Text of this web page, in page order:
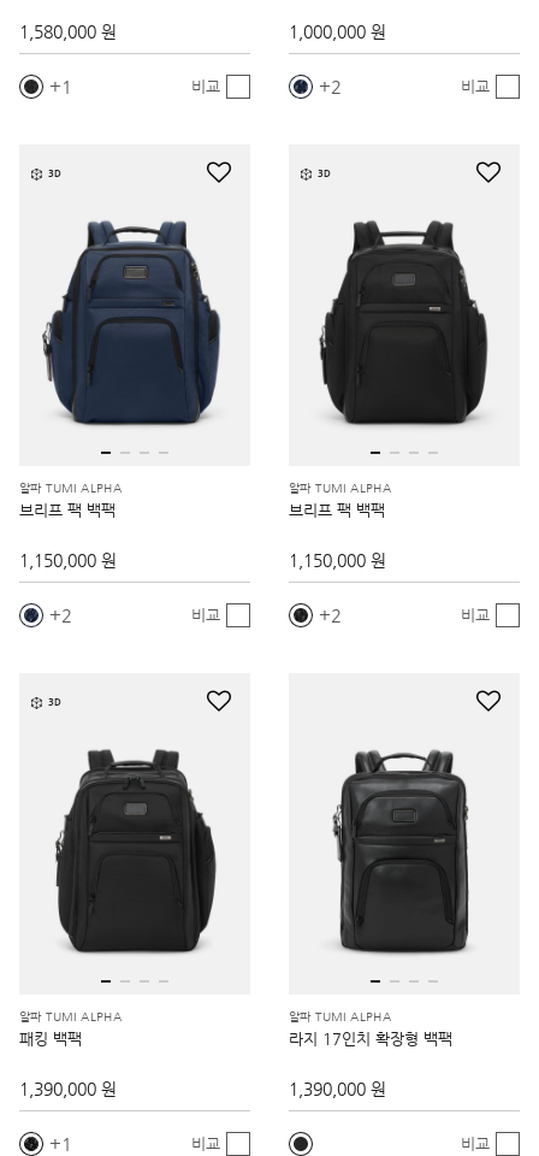
1,580,000 원
1 비교
1,000,000 원
2 비교
3D
알파 TUMI ALPHA
브리프 팩 백팩
1,150,000 원
2 비교
3D
알파 TUMI ALPHA
브리프 팩 백팩
1,150,000 원
2 비교
3D
알파 TUMI ALPHA
패킹 백팩
1,390,000 원
1 비교
알파 TUMI ALPHA
라지 17인치 확장형 백팩
1,390,000 원
비교